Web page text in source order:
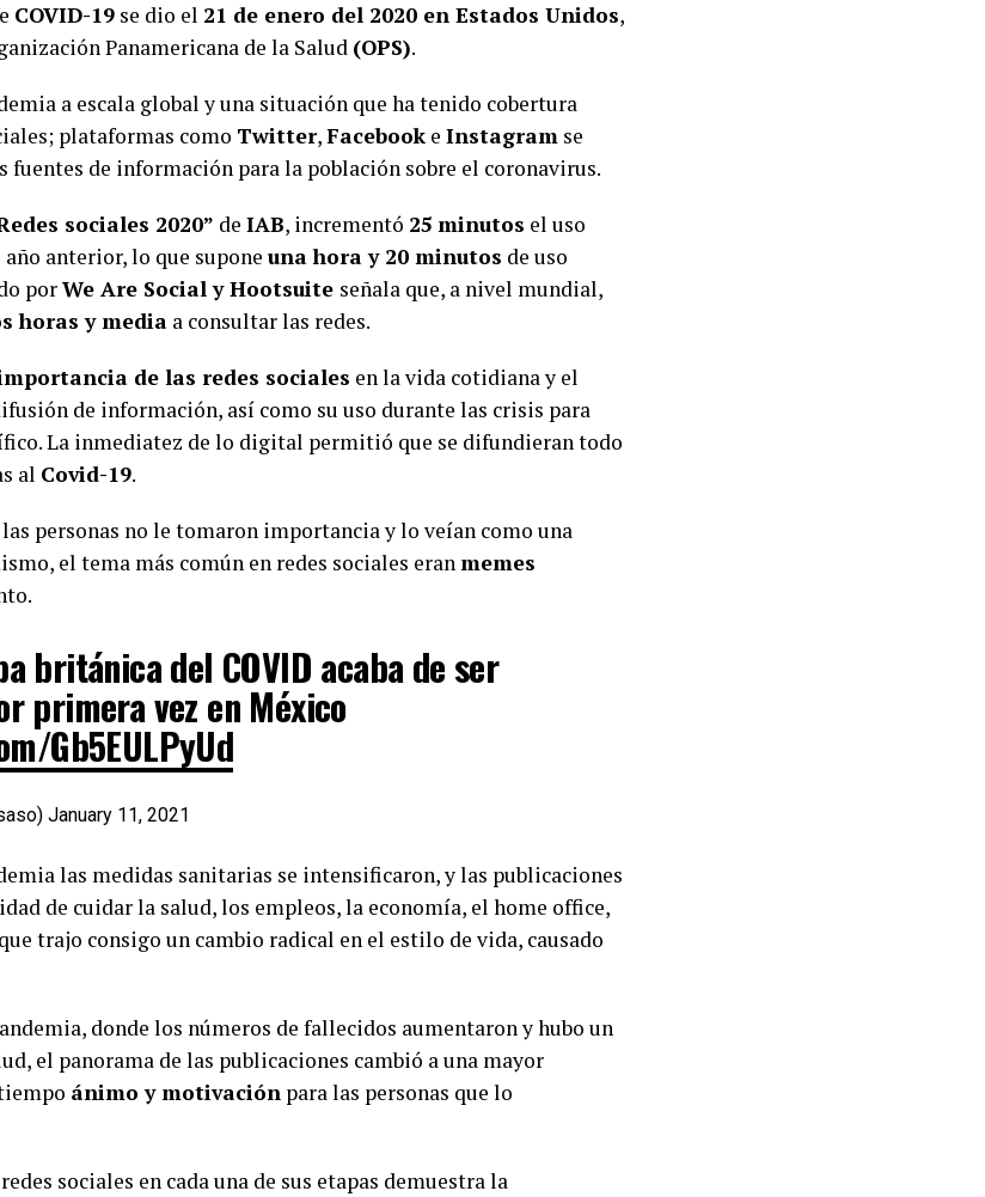
COVID-19 se dio el 21 de enero del 2020 en Estados Unidos,
Panamericana de la Salud (OPS).
a escala global y una situación que ha tenido cobertura
plataformas como Twitter,Facebook e Instagram se
de información para la población sobre el coronavirus.
sociales 2020” de IAB, incrementó 25 minutos el uso
anterior, lo que supone una hora y 20 minutos de uso
porWe Are Social y Hootsuite señala que, a nivel mundial,
horas y media a consultar las redes.
de las redes sociales en la vida cotidiana y el
de información, así como su uso durante las crisis para
La inmediatez de lo digital permitió que se difundieran todo
al Covid-19.
personas no le tomaron importancia y lo veían como una
el tema más común en redes sociales eranmemes
británica del COVID acaba de ser
primera vez en México
Gb5EULPyUd
January 11, 2021
las medidas sanitarias se intensificaron, y las publicaciones
de cuidar la salud, los empleos, la economía, el home office,
trajo consigo un cambio radical en el estilo de vida, causado
donde los números de fallecidos aumentaron y hubo un
el panorama de las publicaciones cambió a una mayor
ánimo y motivación para las personas que lo
sociales en cada una de sus etapas demuestra la